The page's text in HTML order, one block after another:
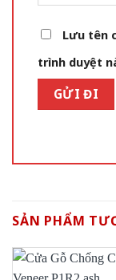
Lưu tên
trình duyệt
SẢN PHẨM